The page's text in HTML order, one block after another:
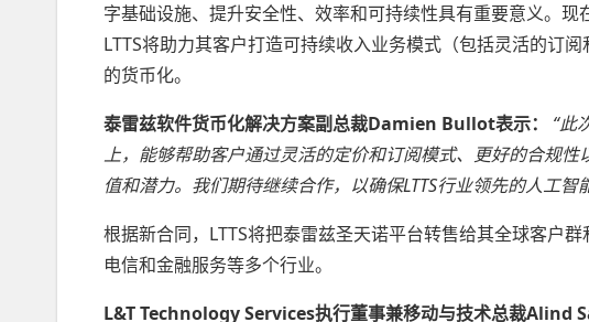
字基础设施、提升安全性、效率和可持续性具有重要意义。现
LTTS将助力其客户打造可持续收入业务模式（包括灵活的订
的货币化。
泰雷兹软件货币化解决方案副总裁Damien Bullot表示：
“此
上，能够帮助客户通过灵活的定价和订阅模式、更好的合规
值和潜力。我们期待继续合作，以确保LTTS行业领先的人工
根据新合同，LTTS将把泰雷兹圣天诺平台转售给其全球客户
电信和金融服务等多个行业。
L&T Technology Services执行董事兼移动与技术总裁Alind